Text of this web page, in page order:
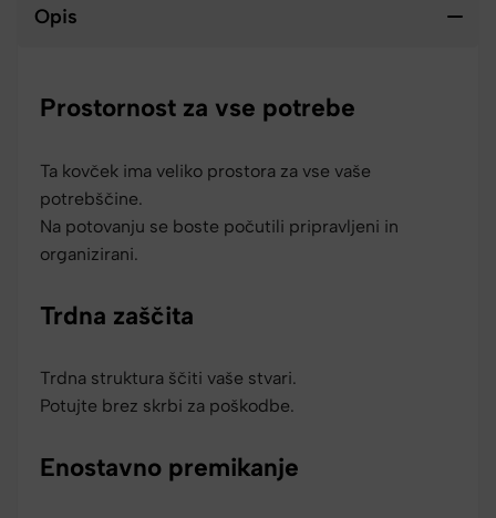
Opis
Prostornost za vse potrebe
Ta kovček ima veliko prostora za vse vaše
potrebščine.
Na potovanju se boste počutili pripravljeni in
organizirani.
Trdna zaščita
Trdna struktura ščiti vaše stvari.
Potujte brez skrbi za poškodbe.
Enostavno premikanje